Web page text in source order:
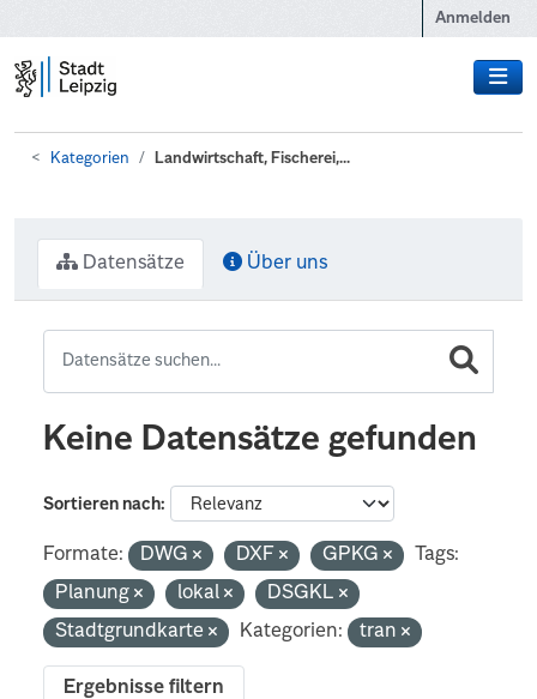
Anmelden
Kategorien Landwirtschaft, Fischerei,...
Datensätze Über uns
Keine Datensätze gefunden
Sortieren nach
Formate: DWG DXF GPKG
Tags:
Planung
lokal
DSGKL
Stadtgrundkarte
Kategorien: tran
Ergebnisse filtern